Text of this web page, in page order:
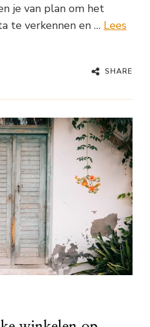
je van plan om het
te verkennen en … Lees
SHARE